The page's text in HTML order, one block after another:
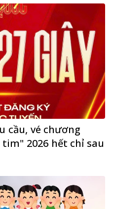
cầu, vé chương
2026 hết chỉ sau